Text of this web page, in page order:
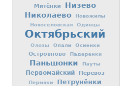
Митёнки
Низево
Николаево
Новожилы
Новоселовская Одинцы
Октябрьский
Олозы Опали Осиенки
Островново Падерёнки
Паньшонки Пауты
Первомайский Перевоз
Пермяки Петрунёнки